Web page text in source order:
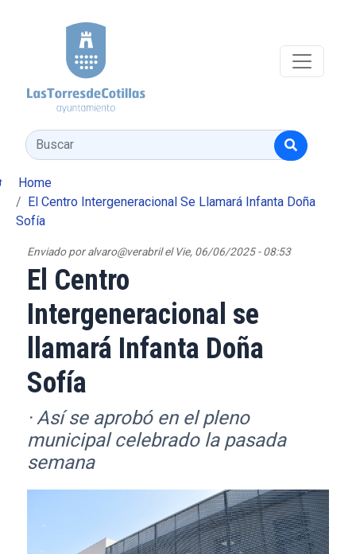
Buscar
Home
El Centro Intergeneracional Se Llamará Infanta Doña
Sofía
Enviado poralvaro@verabril elVie, 06/06/2025 - 08:53
El Centro
Intergeneracional se
llamará Infanta Doña
Sofía
· Así se aprobó en el pleno
municipal celebrado la pasada
semana